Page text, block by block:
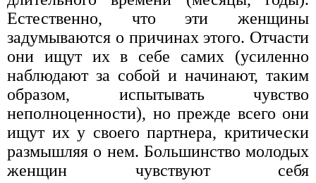
Естественно, что эти женщины
задумываются о причинах этого. Отчасти
они ищут их в себе самих (усиленно
наблюдают за собой и начинают, таким
образом, испытывать чувство
неполноценности), но прежде всего они
ищут их у своего партнера, критически
размышляя о нем. Большинство молодых
женщин чувствуют себя